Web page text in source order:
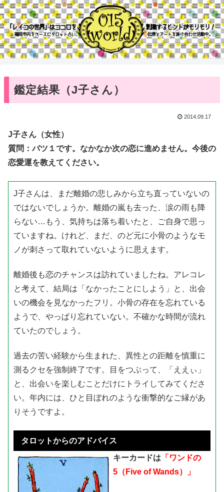
鑑定結果（J子さん）
2014.09.17
J子さん（女性）
質問：バツ１です。なかなか次の恋に進めません。今後の
恋愛運を教えてください。
J子さんは、まだ離婚の悲しみから立ち直っていないの
ではないでしょうか。離婚の嵐も去った、涙の雨も降
らない…もう、気持ちは落ち着いたと、ご自身で思っ
ていますね。けれど、まだ、のど元に小骨のようなモ
ノが刺さって取れていないように思えます。
離婚後も恋のチャンスは訪れていましたね。アレコレ
と考えて、結局は「なかったことにしよう」と、出会
いの機会を見なかったフリ。小骨の存在を忘れている
ようで、やっぱり忘れていない。不確かな時間が流れ
ていたのでしょう。
過去の苦い経験から生まれた、異性との距離を慎重に
測るクセを強制終了です。目をつぶって、「ええぃ」
と、出会いを楽しむことだけにトライしてみてくださ
い。年内には、ひと目ぼれのような衝撃的なご縁があ
りそうですよ。
タロットからのアドバイス
キーカードは 「ワンドの
5（Five of Wands）」